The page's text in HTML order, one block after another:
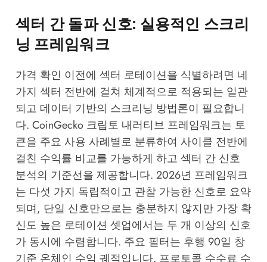
섹터 간 돌파 신호: 실용적인 스크리
닝 프레임워크
가격 확인 이전에 섹터 로테이션을 식별하려면 네
가지 섹터 전반에 걸쳐 체계적으로 적용되는 일관
되고 데이터 기반의 스크리닝 방법론이 필요합니
다. CoinGecko 크립토 내러티브 프레임워크는 토
큰을 주요 사용 사례별로 분류하여 사이클 전반에
걸친 수익률 비교를 가능하게 하고 섹터 간 신호
분석의 기준선을 제공합니다. 2026년 프레임워크
는 다섯 가지 독립적이고 관찰 가능한 신호로 요약
되며, 단일 신호만으로는 충분하지 않지만 가장 확
신도 높은 로테이션 셋업에서는 두 개 이상의 신호
가 동시에 수렴합니다. 주요 필터는 후행 90일 창
기준 온체인 수익 궤적입니다. 프로토콜 수수료 수